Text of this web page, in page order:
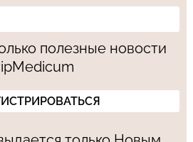
полезные новости